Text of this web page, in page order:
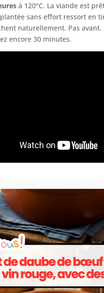
à 120°C. La viande est
sans effort ressort en
naturellement. Pas avant.
encore 30 minutes.